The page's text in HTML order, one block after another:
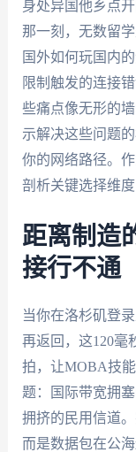
身处异国他乡点
那一刻，无数留
国外如何玩国内
限制触发的连接
些痛点像无形的
示解决这些问题
你的网络路径。
剖析关键选择维
距离制造
接行不通
当你在洛杉矶登
再返回，这120毫
拍，让MOBA技
题：国际带宽拥
拥挤的民用信道
而是数据包在公